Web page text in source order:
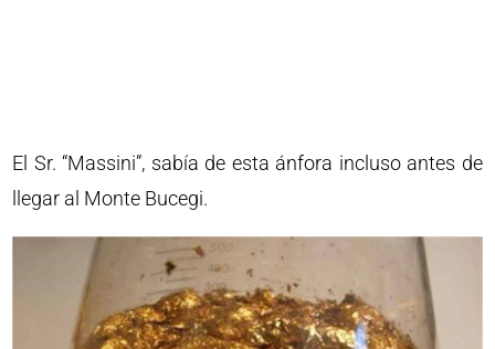
El Sr. “Massini”, sabía de esta ánfora incluso antes de
llegar al Monte Bucegi.